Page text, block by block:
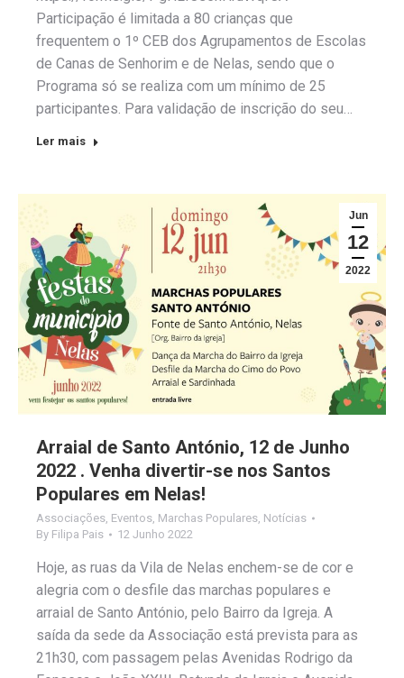
Participação é limitada a 80 crianças que
frequentem o 1º CEB dos Agrupamentos de Escolas
de Canas de Senhorim e de Nelas, sendo que o
Programa só se realiza com um mínimo de 25
participantes. Para validação de inscrição do seu…
Ler mais
Jun
12
2022
Arraial de Santo António, 12 de Junho
2022 . Venha divertir-se nos Santos
Populares em Nelas!
Associações Eventos Marchas Populares Notícias
By Filipa Pais 12 Junho 2022
Hoje, as ruas da Vila de Nelas enchem-se de cor e
alegria com o desfile das marchas populares e
arraial de Santo António, pelo Bairro da Igreja. A
saída da sede da Associação está prevista para as
21h30, com passagem pelas Avenidas Rodrigo da